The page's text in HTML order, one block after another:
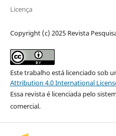
Licença
Copyright (c) 2025 Revista
Este trabalho está licenciado sob
Attribution 4.0 International
Essa revista é licenciada pelo
comercial.